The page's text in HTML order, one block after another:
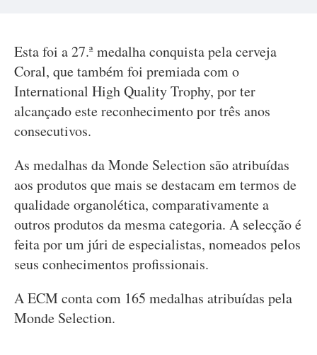
Esta foi a 27.ª medalha conquista pela cerveja
Coral, que também foi premiada com o
International High Quality Trophy, por ter
alcançado este reconhecimento por três anos
consecutivos.
As medalhas da Monde Selection são atribuídas
aos produtos que mais se destacam em termos de
qualidade organolética, comparativamente a
outros produtos da mesma categoria. A selecção é
feita por um júri de especialistas, nomeados pelos
seus conhecimentos profissionais.
A ECM conta com 165 medalhas atribuídas pela
Monde Selection.